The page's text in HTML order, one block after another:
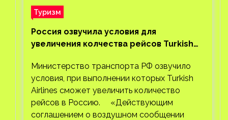
Туризм
Россия озвучила условия для
увеличения колчества рейсов Turkish
Министерство транспорта РФ озвучило
условия, при выполнении которых Turkish
Airlines сможет увеличить количество
рейсов в Россию. «Действующим
соглашением о воздушном сообщении